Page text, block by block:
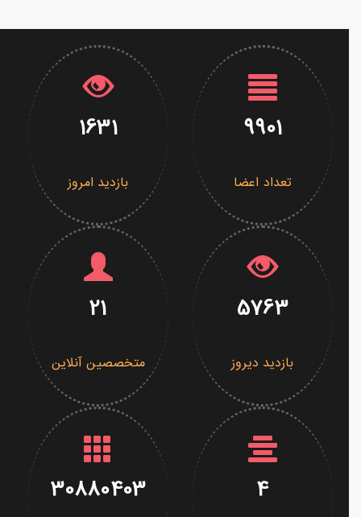
9901
تعداد اعضا
1631
بازدید امروز
5763
بازدید دیروز
21
متخصصین آنلاین
4
30880403